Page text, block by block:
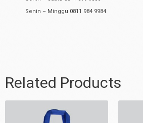
Senin – Minggu 0811 984 9984
Related Products